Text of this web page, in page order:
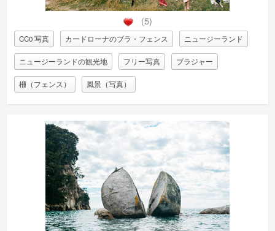
(5)
CC0 写真 カードローナのブラ・フェンス ニュージーランド
ニュージーランドの観光地 フリー写真 ブラジャー
柵（フェンス） 風景（写真）